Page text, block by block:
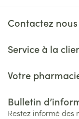
Contactez nous
Service à la
Votre
Bulletin
Restez informé des